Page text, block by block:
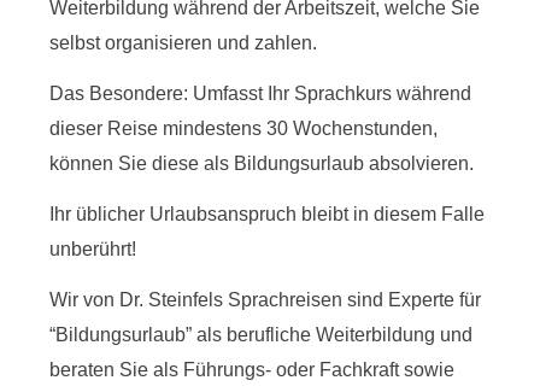
Weiterbildung während der Arbeitszeit, welche Sie
selbst organisieren und zahlen.
Das Besondere: Umfasst Ihr Sprachkurs während
dieser Reise mindestens 30 Wochenstunden,
können Sie diese als Bildungsurlaub absolvieren.
Ihr üblicher Urlaubsanspruch bleibt in diesem Falle
unberührt!
Wir von Dr. Steinfels Sprachreisen sind Experte für
“Bildungsurlaub” als berufliche Weiterbildung und
beraten Sie als Führungs- oder Fachkraft sowie